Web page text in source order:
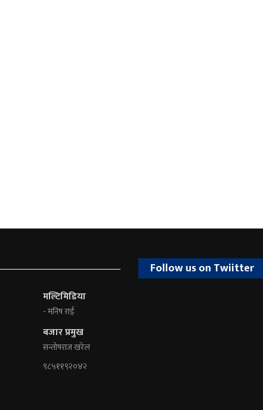
मल्टिमिडिया
- मनिष राई
बजार प्रमुख
सन्तोषराज खरेल
९८५११९२०४२
Follow us on Twiitter